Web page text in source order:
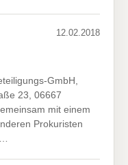
12.02.2018
GmbH,
23, 06667
mit einem
Prokuristen